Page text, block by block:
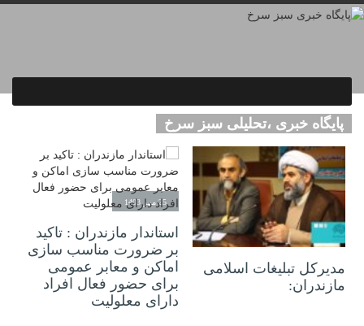
پایگاه خبری ،تحلیلی سبز سرخ
مدیرکل تبلیغات اسلامی
مازندران:
25 مهر 1403
استاندار مازندران : تاکید
بر ضرورت مناسب سازی
اماکن و معابر عمومی
برای حضور فعال افراد
دارای معلولیت